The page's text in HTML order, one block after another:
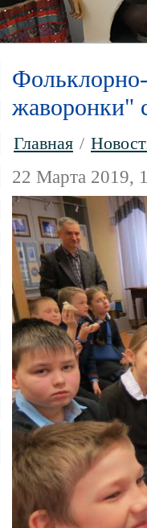
жаворонки"
Главная /
22 Марта 2019,